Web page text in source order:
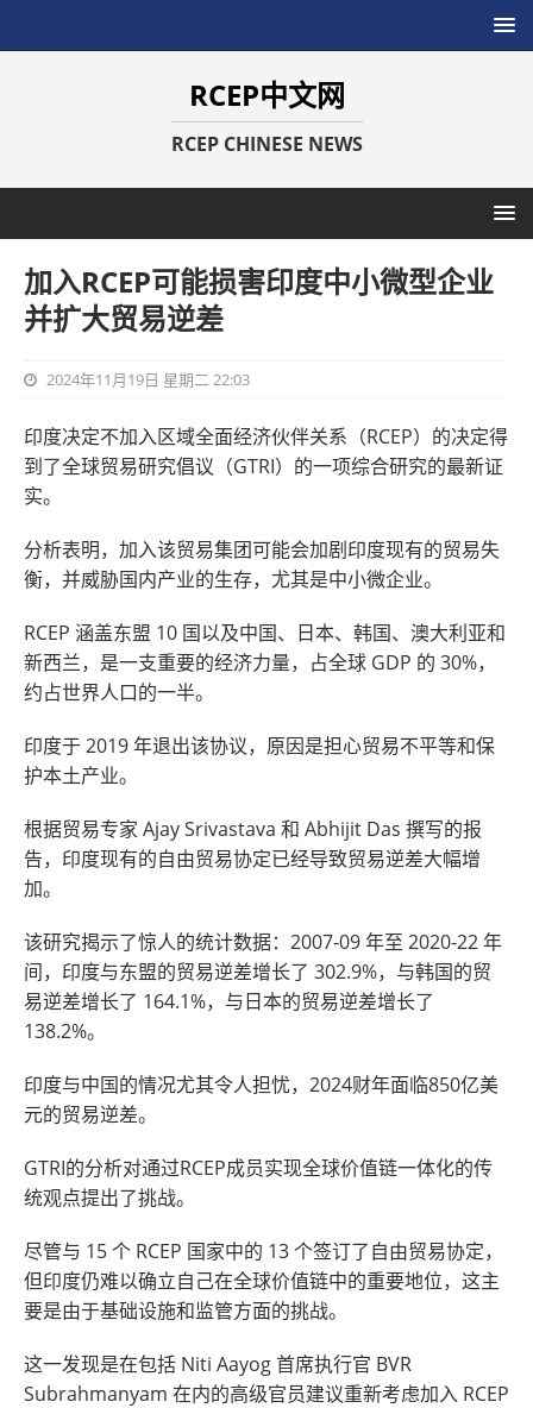
RCEP中文网
RCEP CHINESE NEWS
加入RCEP可能损害印度中小微型企业
并扩大贸易逆差
2024年11月19日 星期二 22:03
印度决定不加入区域全面经济伙伴关系（RCEP）的决定得
到了全球贸易研究倡议（GTRI）的一项综合研究的最新证
实。
分析表明，加入该贸易集团可能会加剧印度现有的贸易失
衡，并威胁国内产业的生存，尤其是中小微企业。
RCEP 涵盖东盟 10 国以及中国、日本、韩国、澳大利亚和
新西兰，是一支重要的经济力量，占全球 GDP 的 30%，
约占世界人口的一半。
印度于 2019 年退出该协议，原因是担心贸易不平等和保
护本土产业。
根据贸易专家 Ajay Srivastava 和 Abhijit Das 撰写的报
告，印度现有的自由贸易协定已经导致贸易逆差大幅增
加。
该研究揭示了惊人的统计数据：2007-09 年至 2020-22 年
间，印度与东盟的贸易逆差增长了 302.9%，与韩国的贸
易逆差增长了 164.1%，与日本的贸易逆差增长了
138.2%。
印度与中国的情况尤其令人担忧，2024财年面临850亿美
元的贸易逆差。
GTRI的分析对通过RCEP成员实现全球价值链一体化的传
统观点提出了挑战。
尽管与 15 个 RCEP 国家中的 13 个签订了自由贸易协定，
但印度仍难以确立自己在全球价值链中的重要地位，这主
要是由于基础设施和监管方面的挑战。
这一发现是在包括 Niti Aayog 首席执行官 BVR
Subrahmanyam 在内的高级官员建议重新考虑加入 RCEP